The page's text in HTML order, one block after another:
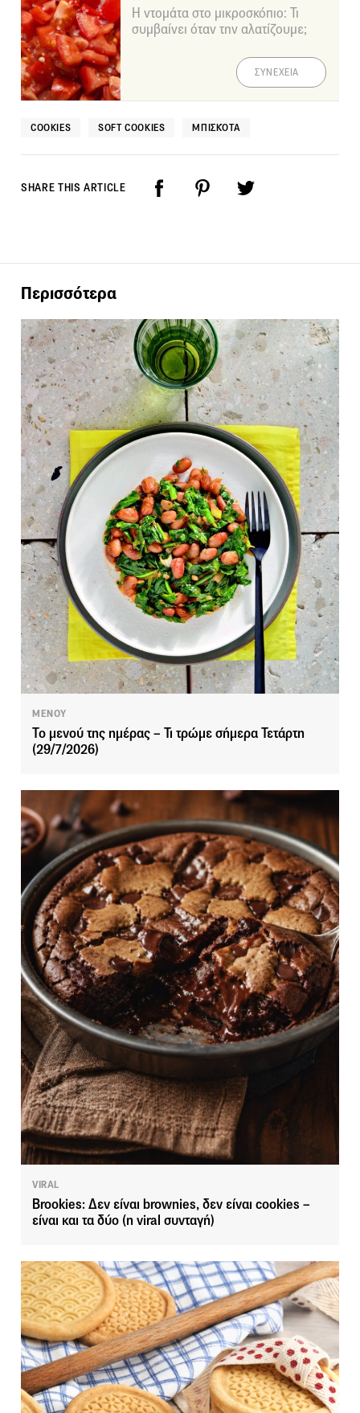
Η ντομάτα στο μικροσκόπιο: Τι
συμβαίνει όταν την αλατίζουμε;
ΣΥΝΕΧΕΙΑ
COOKIES SOFT COOKIES ΜΠΙΣΚΌΤΑ
SHARE THIS ARTICLE
Περισσότερα
ΜΕΝΟΥ
Το μενού της ημέρας – Τι τρώμε σήμερα Τετάρτη
(29/7/2026)
VIRAL
Brookies: Δεν είναι brownies, δεν είναι cookies –
είναι και τα δύο (η viral συνταγή)